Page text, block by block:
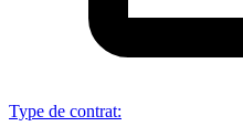
Type de contrat: